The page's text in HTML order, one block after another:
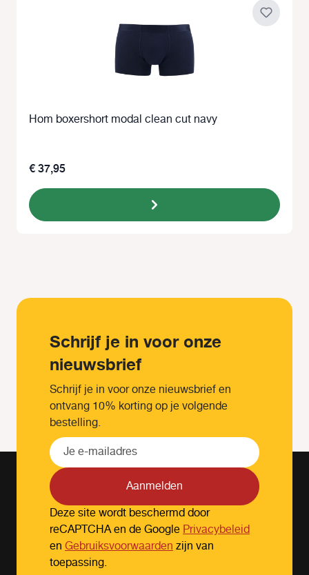
Hom boxershort modal clean cut navy
€ 37,95
Schrijf je in voor onze
nieuwsbrief
Schrijf je in voor onze nieuwsbrief en
ontvang 10% korting op je volgende
bestelling.
Aanmelden
Deze site wordt beschermd door
reCAPTCHA en de GooglePrivacybeleid
en Gebruiksvoorwaardenzijn van
toepassing.